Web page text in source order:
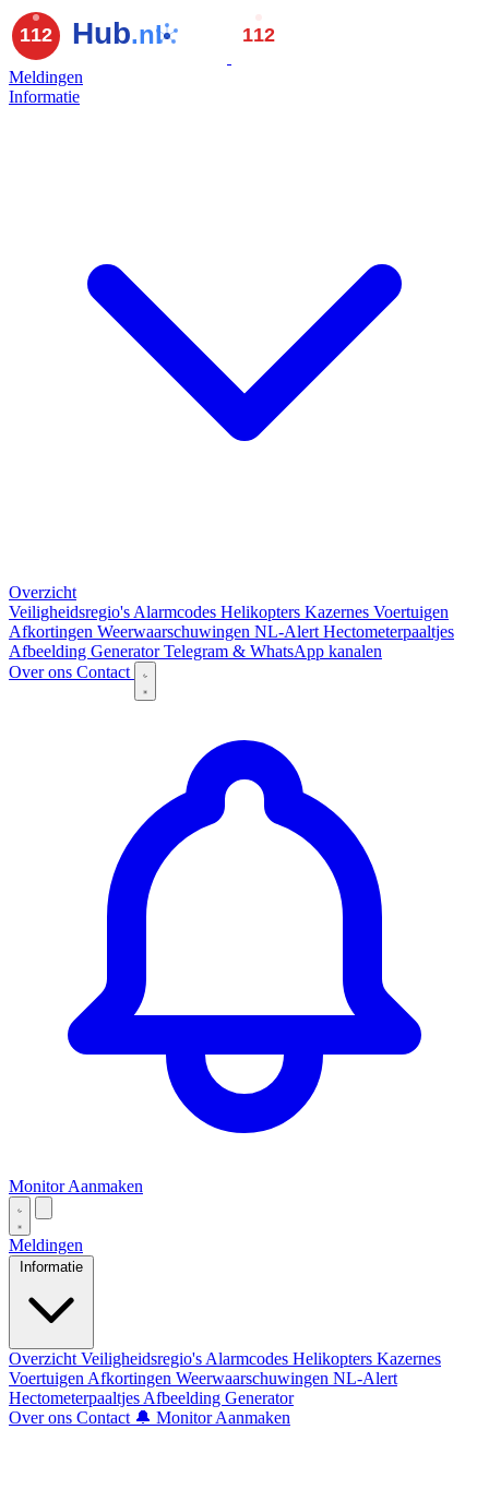
Meldingen
Informatie
Overzicht
Veiligheidsregio's Alarmcodes Helikopters Kazernes Voertuigen
Afkortingen Weerwaarschuwingen NL-Alert Hectometerpaaltjes
Afbeelding GeneratorTelegram & WhatsApp kanalen
Over ons Contact
Monitor Aanmaken
Meldingen
Informatie
Overzicht Veiligheidsregio's Alarmcodes Helikopters Kazernes
Voertuigen Afkortingen Weerwaarschuwingen NL-Alert
Hectometerpaaltjes Afbeelding Generator
Over ons Contact 🔔 Monitor Aanmaken